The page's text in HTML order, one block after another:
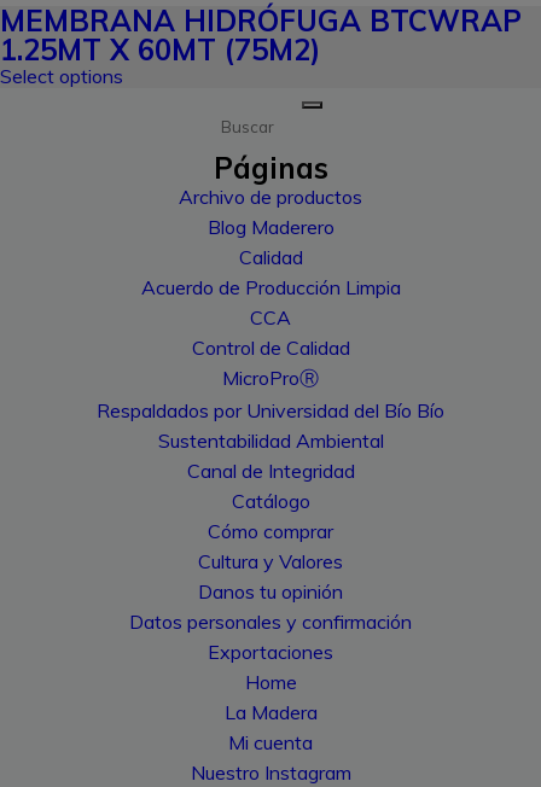
MEMBRANA HIDRÓFUGA BTCWRAP
1.25MT X 60MT (75M2)
Select options
Buscar
Páginas
Archivo de productos
Blog Maderero
Calidad
Acuerdo de Producción Limpia
CCA
Control de Calidad
MicroProⓇ
Respaldados por Universidad del Bío Bío
Sustentabilidad Ambiental
Canal de Integridad
Catálogo
Cómo comprar
Cultura y Valores
Danos tu opinión
Datos personales y confirmación
Exportaciones
Home
La Madera
Mi cuenta
Nuestro Instagram